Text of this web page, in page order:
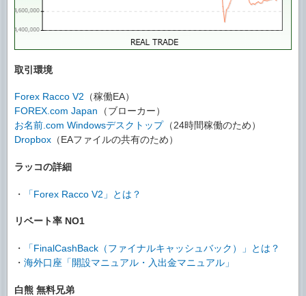
取引環境
Forex Racco V2 （稼働EA）
FOREX.com Japan
（ブローカー）
お名前.com Windowsデスクトップ （24時間稼働のため）
Dropbox （EAファイルの共有のため）
ラッコの詳細
・ 「Forex Racco V2」とは？
リベート率 NO1
・
「FinalCashBack（ファイナルキャッシュバック）」とは？
・ 海外口座「開設マニュアル・入出金マニュアル」
白熊 無料兄弟